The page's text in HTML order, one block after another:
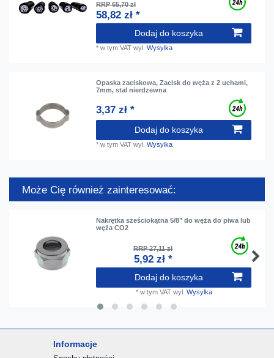
RRP 65,70 zł
58,82 zł *
Dodaj do koszyka
*w tym VAT wyl.Wysylka
Opaska zaciskowa, Zacisk do węża z 2 uchami,
7mm, stal nierdzewna
3,37 zł *
Dodaj do koszyka
*w tym VAT wyl.Wysylka
Może Cię również zainteresować:
Nakrętka sześciokątna 5/8" do węża do piwa lub
węża CO2
RRP 27,11 zł
5,92 zł *
Dodaj do koszyka
* w tym VATwyl. Wysylka
Informacje